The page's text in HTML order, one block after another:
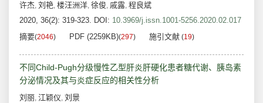
许杰, 刘艳, 楼汪洲洋, 徐俊, 戚露, 程良斌
2020, 36(2): 319-323. DOI: 10.3969/j.issn.1001-5256.2020.02.017
摘要(2046) PDF (2259KB)(297) 施引文献 (19)
不同Child-Pugh分级慢性乙型肝炎肝硬化患者糖代谢、胰岛素
分泌情况及其与炎症反应的相关性分析
刘丽, 江颖仪, 刘景